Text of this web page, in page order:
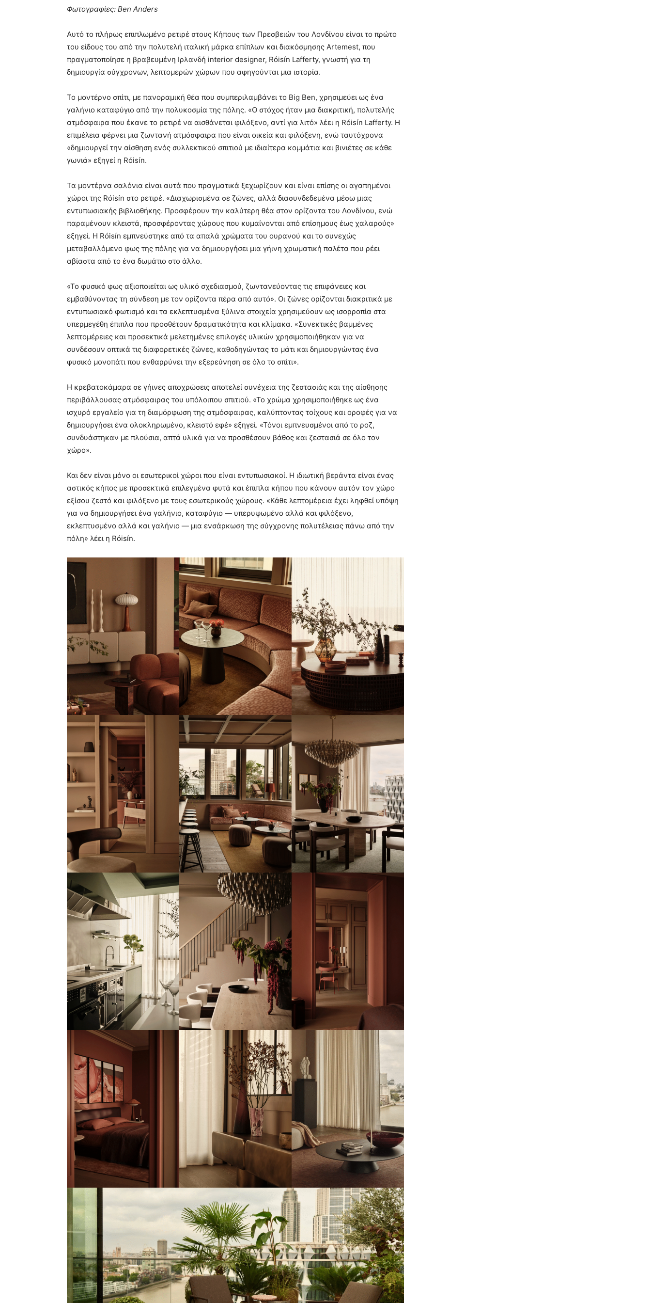
Φωτογραφίες: Ben Anders
Αυτό το πλήρως επιπλωμένο ρετιρέ στους Κήπους των Πρεσβειών του Λονδίνου είναι το πρώτο
του είδους του από την πολυτελή ιταλική μάρκα επίπλων και διακόσμησης Artemest, που
πραγματοποίησε η βραβευμένη Ιρλανδή interior designer, Róisín Lafferty, γνωστή για τη
δημιουργία σύγχρονων, λεπτομερών χώρων που αφηγούνται μια ιστορία.
Το μοντέρνο σπίτι, με πανοραμική θέα που συμπεριλαμβάνει το Big Ben, χρησιμεύει ως ένα
γαλήνιο καταφύγιο από την πολυκοσμία της πόλης. «Ο στόχος ήταν μια διακριτική, πολυτελής
ατμόσφαιρα που έκανε το ρετιρέ να αισθάνεται φιλόξενο, αντί για λιτό» λέει η Róisín Lafferty. Η
επιμέλεια φέρνει μια ζωντανή ατμόσφαιρα που είναι οικεία και φιλόξενη, ενώ ταυτόχρονα
«δημιουργεί την αίσθηση ενός συλλεκτικού σπιτιού με ιδιαίτερα κομμάτια και βινιέτες σε κάθε
γωνιά» εξηγεί η Róisín.
Τα μοντέρνα σαλόνια είναι αυτά που πραγματικά ξεχωρίζουν και είναι επίσης οι αγαπημένοι
χώροι της Róisín στο ρετιρέ. «Διαχωρισμένα σε ζώνες, αλλά διασυνδεδεμένα μέσω μιας
εντυπωσιακής βιβλιοθήκης. Προσφέρουν την καλύτερη θέα στον ορίζοντα του Λονδίνου, ενώ
παραμένουν κλειστά, προσφέροντας χώρους που κυμαίνονται από επίσημους έως χαλαρούς»
εξηγεί. Η Róisín εμπνεύστηκε από τα απαλά χρώματα του ουρανού και το συνεχώς
μεταβαλλόμενο φως της πόλης για να δημιουργήσει μια γήινη χρωματική παλέτα που ρέει
αβίαστα από το ένα δωμάτιο στο άλλο.
«Το φυσικό φως αξιοποιείται ως υλικό σχεδιασμού, ζωντανεύοντας τις επιφάνειες και
εμβαθύνοντας τη σύνδεση με τον ορίζοντα πέρα ​​από αυτό». Οι ζώνες ορίζονται διακριτικά με
εντυπωσιακό φωτισμό και τα εκλεπτυσμένα ξύλινα στοιχεία χρησιμεύουν ως ισορροπία στα
υπερμεγέθη έπιπλα που προσθέτουν δραματικότητα και κλίμακα. «Συνεκτικές βαμμένες
λεπτομέρειες και προσεκτικά μελετημένες επιλογές υλικών χρησιμοποιήθηκαν για να
συνδέσουν οπτικά τις διαφορετικές ζώνες, καθοδηγώντας το μάτι και δημιουργώντας ένα
φυσικό μονοπάτι που ενθαρρύνει την εξερεύνηση σε όλο το σπίτι».
Η κρεβατοκάμαρα σε γήινες αποχρώσεις αποτελεί συνέχεια της ζεστασιάς και της αίσθησης
περιβάλλουσας ατμόσφαιρας του υπόλοιπου σπιτιού. «Το χρώμα χρησιμοποιήθηκε ως ένα
ισχυρό εργαλείο για τη διαμόρφωση της ατμόσφαιρας, καλύπτοντας τοίχους και οροφές για να
δημιουργήσει ένα ολοκληρωμένο, κλειστό εφέ» εξηγεί. «Τόνοι εμπνευσμένοι από το ροζ,
συνδυάστηκαν με πλούσια, απτά υλικά για να προσθέσουν βάθος και ζεστασιά σε όλο τον
χώρο».
Και δεν είναι μόνο οι εσωτερικοί χώροι που είναι εντυπωσιακοί. Η ιδιωτική βεράντα είναι ένας
αστικός κήπος με προσεκτικά επιλεγμένα φυτά και έπιπλα κήπου που κάνουν αυτόν τον χώρο
εξίσου ζεστό και φιλόξενο με τους εσωτερικούς χώρους. «Κάθε λεπτομέρεια έχει ληφθεί υπόψη
για να δημιουργήσει ένα γαλήνιο, καταφύγιο — υπερυψωμένο αλλά και φιλόξενο,
εκλεπτυσμένο αλλά και γαλήνιο — μια ενσάρκωση της σύγχρονης πολυτέλειας πάνω από την
πόλη» λέει η Róisín.